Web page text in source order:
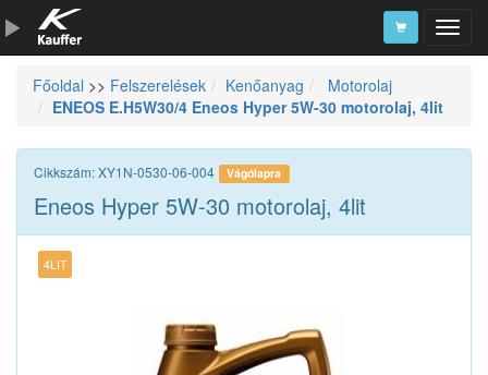
Szerszámkatalógus
Alkatrészek
Főoldal >> Felszerelések Kenőanyag
Motorolaj
ENEOS E.H5W30/4 Eneos Hyper 5W-30 motorolaj, 4lit
Cikkszám: XY1N-0530-06-004 Vágólapra
Eneos Hyper 5W-30 motorolaj, 4lit
4LIT